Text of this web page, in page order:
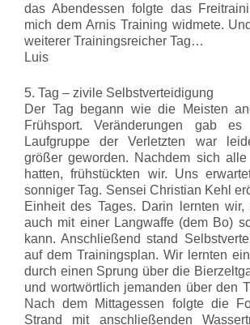
das Abendessen folgte das
mich dem Arnis Training widmete.
weiterer Trainingsreicher Tag…
Luis
5. Tag – zivile Selbstverteidigung
Der Tag begann wie die Meisten
Frühsport. Veränderungen gab
Laufgruppe der Verletzten war
größer geworden. Nachdem sich
hatten, frühstückten wir. Uns
sonniger Tag. Sensei Christian Kehl
Einheit des Tages. Darin lernten
auch mit einer Langwaffe (dem Bo)
kann. Anschließend stand
auf dem Trainingsplan. Wir lernten
durch einen Sprung über die
und wortwörtlich jemanden über den
Nach dem Mittagessen folgte die
Strand mit anschließenden